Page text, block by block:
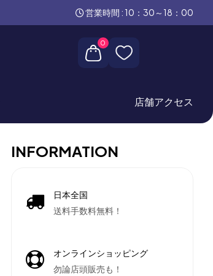
営業時間 : 10：30～18：00
0
店舗アクセス
INFORMATION
日本全国
送料手数料無料！
オンラインショッピング
勿論店頭販売も！